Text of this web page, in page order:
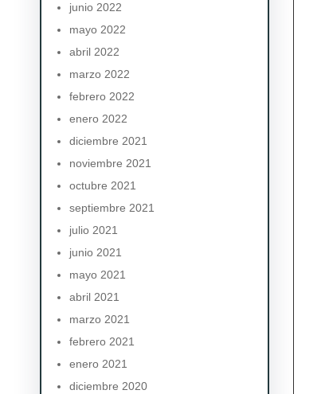
junio 2022
mayo 2022
abril 2022
marzo 2022
febrero 2022
enero 2022
diciembre 2021
noviembre 2021
octubre 2021
septiembre 2021
julio 2021
junio 2021
mayo 2021
abril 2021
marzo 2021
febrero 2021
enero 2021
diciembre 2020